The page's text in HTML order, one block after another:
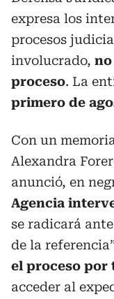
expresa los
procesos
involucrado,
proceso. La
primero de
Con un
Alexandra
anunció, en
Agencia
se radicará
de la
el proceso por
acceder al